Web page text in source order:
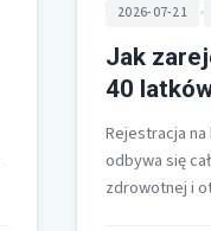
2026-07-21 •
Jak
40
Rejestracja
odbywa się
zdrowotnej i